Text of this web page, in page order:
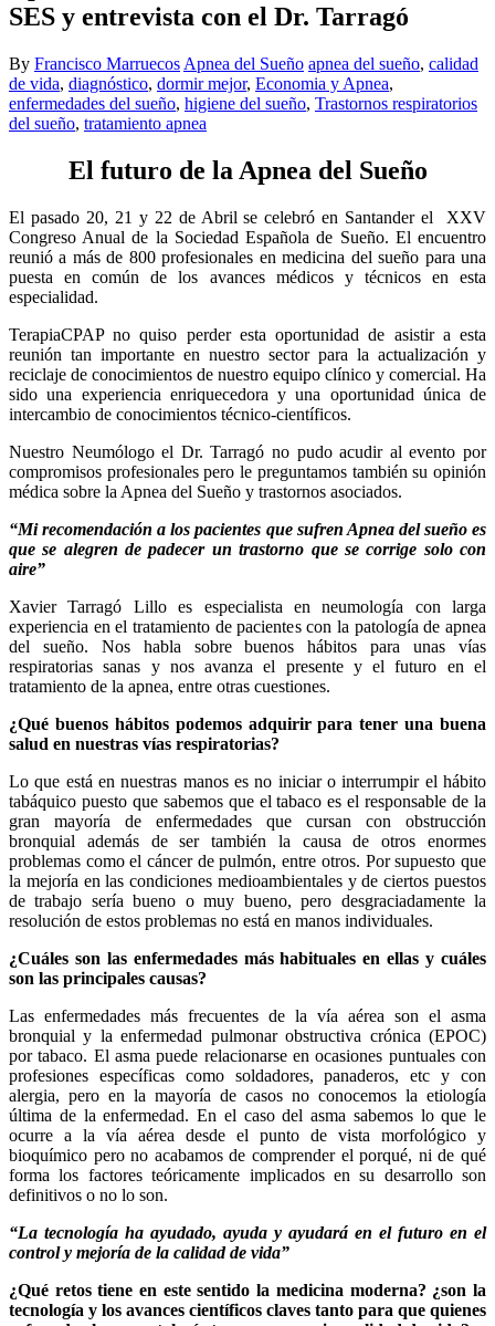
SES y entrevista con el Dr. Tarragó
By Francisco Marruecos Apnea del Sueño apnea del sueño, calidad
de vida, diagnóstico, dormir mejor, Economia y Apnea,
enfermedades del sueño, higiene del sueño, Trastornos respiratorios
del sueño, tratamiento apnea
El futuro de la Apnea del Sueño
El pasado 20, 21 y 22 de Abril se celebró en Santander el XXV
Congreso Anual de la Sociedad Española de Sueño. El encuentro
reunió a más de 800 profesionales en medicina del sueño para una
puesta en común de los avances médicos y técnicos en esta
especialidad.
TerapiaCPAP no quiso perder esta oportunidad de asistir a esta
reunión tan importante en nuestro sector para la actualización y
reciclaje de conocimientos de nuestro equipo clínico y comercial. Ha
sido una experiencia enriquecedora y una oportunidad única de
intercambio de conocimientos técnico-científicos.
Nuestro Neumólogo el Dr. Tarragó no pudo acudir al evento por
compromisos profesionales pero le preguntamos también su opinión
médica sobre la Apnea del Sueño y trastornos asociados.
“Mi recomendación a los pacientes que sufren Apnea del sueño es
que se alegren de padecer un trastorno que se corrige solo con
aire”
Xavier Tarragó Lillo es especialista en neumología con larga
experiencia en el tratamiento de pacientes con la patología de apnea
del sueño. Nos habla sobre buenos hábitos para unas vías
respiratorias sanas y nos avanza el presente y el futuro en el
tratamiento de la apnea, entre otras cuestiones.
¿Qué buenos hábitos podemos adquirir para tener una buena
salud en nuestras vías respiratorias?
Lo que está en nuestras manos es no iniciar o interrumpir el hábito
tabáquico puesto que sabemos que el tabaco es el responsable de la
gran mayoría de enfermedades que cursan con obstrucción
bronquial además de ser también la causa de otros enormes
problemas como el cáncer de pulmón, entre otros. Por supuesto que
la mejoría en las condiciones medioambientales y de ciertos puestos
de trabajo sería bueno o muy bueno, pero desgraciadamente la
resolución de estos problemas no está en manos individuales.
¿Cuáles son las enfermedades más habituales en ellas y cuáles
son las principales causas?
Las enfermedades más frecuentes de la vía aérea son el asma
bronquial y la enfermedad pulmonar obstructiva crónica (EPOC)
por tabaco. El asma puede relacionarse en ocasiones puntuales con
profesiones específicas como soldadores, panaderos, etc y con
alergia, pero en la mayoría de casos no conocemos la etiología
última de la enfermedad. En el caso del asma sabemos lo que le
ocurre a la vía aérea desde el punto de vista morfológico y
bioquímico pero no acabamos de comprender el porqué, ni de qué
forma los factores teóricamente implicados en su desarrollo son
definitivos o no lo son.
“La tecnología ha ayudado, ayuda y ayudará en el futuro en el
control y mejoría de la calidad de vida”
¿Qué retos tiene en este sentido la medicina moderna? ¿son la
tecnología y los avances científicos claves tanto para que quienes